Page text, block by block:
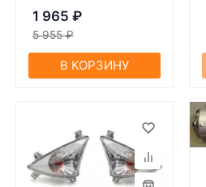
1 965 ₽
5 955 ₽
В КОРЗИНУ